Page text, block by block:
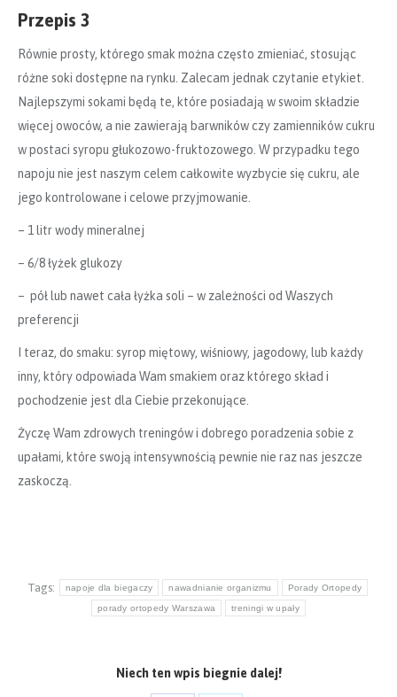
Przepis 3
Równie prosty, którego smak można często zmieniać, stosując
różne soki dostępne na rynku. Zalecam jednak czytanie etykiet.
Najlepszymi sokami będą te, które posiadają w swoim składzie
więcej owoców, a nie zawierają barwników czy zamienników cukru
w postaci syropu głukozowo-fruktozowego. W przypadku tego
napoju nie jest naszym celem całkowite wyzbycie się cukru, ale
jego kontrolowane i celowe przyjmowanie.
– 1 litr wody mineralnej
– 6/8 łyżek glukozy
– pół lub nawet cała łyżka soli – w zależności od Waszych
preferencji
I teraz, do smaku: syrop miętowy, wiśniowy, jagodowy, lub każdy
inny, który odpowiada Wam smakiem oraz którego skład i
pochodzenie jest dla Ciebie przekonujące.
Życzę Wam zdrowych treningów i dobrego poradzenia sobie z
upałami, które swoją intensywnością pewnie nie raz nas jeszcze
zaskoczą.
Tags: napoje dla biegaczy nawadnianie organizmu Porady Ortopedy
porady ortopedy Warszawa treningi w upały
Niech ten wpis biegnie dalej!